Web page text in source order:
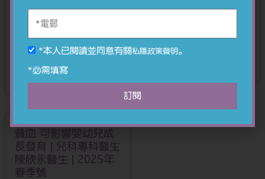
兒科疾病
徐梓筠醫生
23/05/2025
閱讀更多 »
貧血 可影響嬰幼兒成
長發育 | 兒科專科醫生
陳欣永醫生 | 2025年
春季號
*本人已閱讀並同意有關私隱政策聲明。
*必需填寫
訂閱